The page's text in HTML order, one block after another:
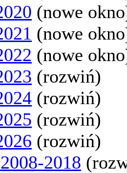
(nowe
(nowe
(nowe
(rozwiń)
(rozwiń)
(rozwiń)
(rozwiń)
2018